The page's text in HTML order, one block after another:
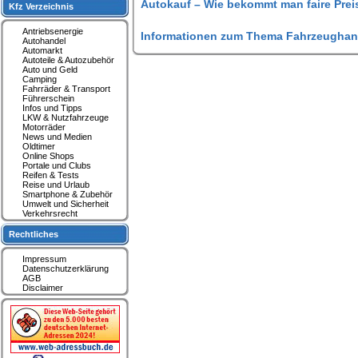
Autokauf – Wie bekommt man faire
Informationen zum Thema
Kfz Verzeichnis
Antriebsenergie
Autohandel
Automarkt
Autoteile & Autozubehör
Auto und Geld
Camping
Fahrräder & Transport
Führerschein
Infos und Tipps
LKW & Nutzfahrzeuge
Motorräder
News und Medien
Oldtimer
Online Shops
Portale und Clubs
Reifen & Tests
Reise und Urlaub
Smartphone & Zubehör
Umwelt und Sicherheit
Verkehrsrecht
Rechtliches
Impressum
Datenschutzerklärung
AGB
Disclaimer